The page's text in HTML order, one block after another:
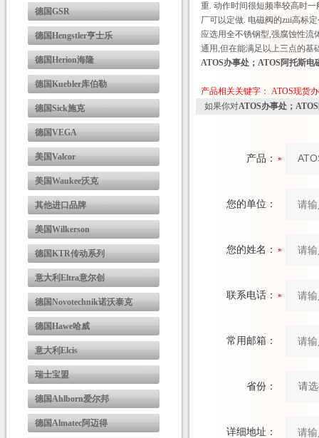
德国GSR
德国Hengstler亨士乐
德国Herion海隆
德国Kuebler库伯勒
德国Sick施克
德国VEGA
美国Valcor
美国Waukee沃克
其他进口品牌
美国Wilkerson
德国KTR传动系列
意大利Eltra意尔创
德国Novotechnik诺沃泰克
德国Hawe哈威
意大利Elcis
瑞士宝盟
德国Ahlborn爱尔邦
德国Almatec阿迈得
重. 动作时间很短频率较高时
厂可以定做. 电磁阀的zui高标
应选用全不锈钢型,强腐蚀性流
通用,但在能满足以上三点的基
ATOS办事处；ATOS阿托斯电
产品相关关键字：ATOS现货
如果你对ATOS办事处；
产品：
您的单位：
您的姓名：
联系电话：
常用邮箱：
省份：
详细地址：